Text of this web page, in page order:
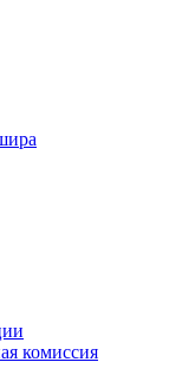
комиссия